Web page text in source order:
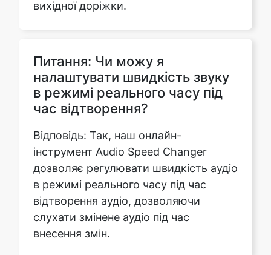
Питання: Чи можу я
час відтворення?
Відповідь: Так, наш онлайн-
інструмент Audio Speed Changer
дозволяє регулювати швидкість аудіо
в режимі реального часу під час
відтворення аудіо, дозволяючи
слухати змінене аудіо під час
внесення змін.
Питання: Які аудіоформати